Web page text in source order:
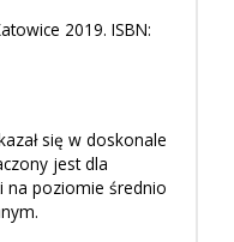
2019. ISBN:
się w doskonale
jest dla
na poziomie średnio